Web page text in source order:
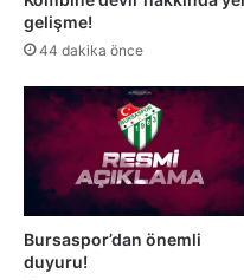
gelişme!
44 dakika önce
Bursaspor’dan önemli
duyuru!